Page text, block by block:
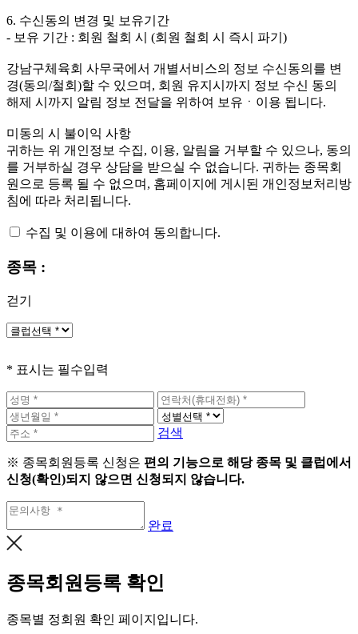
6. 수신동의 변경 및 보유기간
- 보유 기간 : 회원 철회 시 (회원 철회 시 즉시 파기)
강남구체육회 사무국에서 개별서비스의 정보 수신동의를 변
경(동의/철회)할 수 있으며, 회원 유지시까지 정보 수신 동의
해제 시까지 알림 정보 전달을 위하여 보유ㆍ이용 됩니다.
미동의 시 불이익 사항
귀하는 위 개인정보 수집, 이용, 알림을 거부할 수 있으나, 동의
를 거부하실 경우 상담을 받으실 수 없습니다. 귀하는 종목회
원으로 등록 될 수 없으며, 홈페이지에 게시된 개인정보처리방
침에 따라 처리됩니다.
수집 및 이용에 대하여 동의합니다.
종목 :
걷기
* 표시는 필수입력
검색
※ 종목회원등록 신청은 편의 기능으로 해당 종목 및 클럽에서
신청(확인)되지 않으면 신청되지 않습니다.
완료
종목회원등록 확인
종목별 정회원 확인 페이지입니다.